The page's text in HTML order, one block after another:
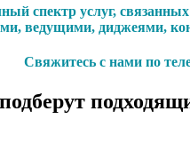
спектр услуг,
ведущими, диджеями,
Свяжитесь с нами по